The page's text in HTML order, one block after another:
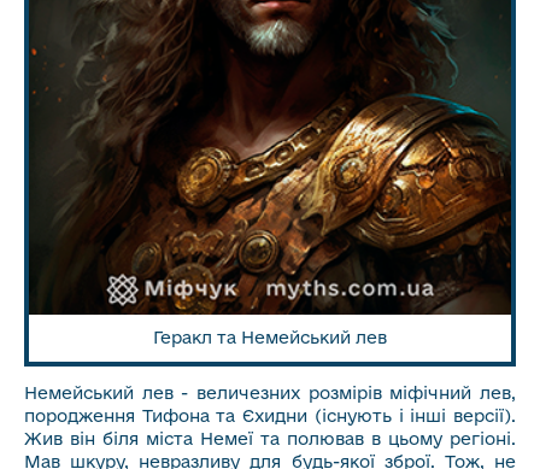
Геракл та Немейський лев
Немейський лев - величезних розмірів міфічний лев,
породження Тифона та Єхидни (існують і інші версії).
Жив він біля міста Немеї та полював в цьому регіоні.
Мав шкуру, невразливу для будь-якої зброї. Тож, не